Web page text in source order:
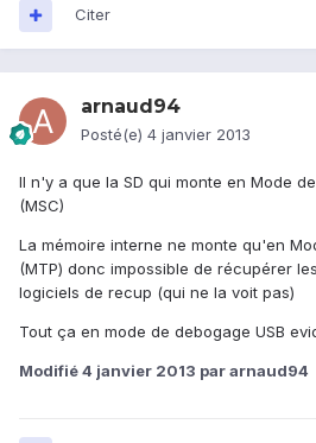
Citer
arnaud94
Posté(e) 4 janvier 2013
Il n'y a que la SD qui monte en Mode
(MSC)
La mémoire interne ne monte qu'en
(MTP) donc impossible de récupérer
logiciels de recup (qui ne la voit pas)
Tout ça en mode de debogage USB
Modifié4 janvier 2013 par arnaud94